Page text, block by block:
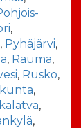
,
, Pyhäjärvi,
, Rauma,
, Rusko,
,
,
,